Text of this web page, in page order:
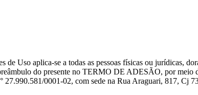
de Uso aplica-se a todas as pessoas físicas ou
do presente no TERMO DE ADESÃO, por meio
0001-02, com sede na Rua Araguari, 817, Cj